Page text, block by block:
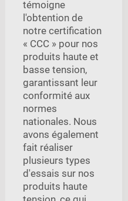
témoigne
l'obtention de
notre certification
« CCC » pour nos
produits haute et
basse tension,
garantissant leur
conformité aux
normes
nationales. Nous
avons également
fait réaliser
plusieurs types
d'essais sur nos
produits haute